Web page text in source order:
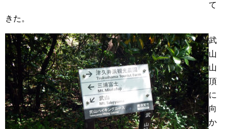
て
きた。
武
山
山
頂
に
向
か